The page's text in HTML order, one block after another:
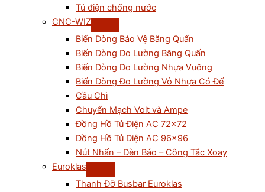
Tủ điện chống nước
CNC-WIZ
Biến Dòng Bảo Vệ Băng Quấn
Biến Dòng Đo Lường Băng Quấn
Biến Dòng Đo Lường Nhựa Vuông
Biến Dòng Đo Lường Vỏ Nhựa Có Đế
Cầu Chì
Chuyển Mạch Volt và Ampe
Đồng Hồ Tủ Điện AC 72×72
Đồng Hồ Tủ Điện AC 96×96
Nút Nhấn – Đèn Báo – Công Tắc Xoay
Euroklas
Thanh Đỡ Busbar Euroklas